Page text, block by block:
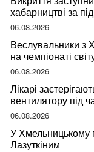
хабарництві за
06.08.2026
Веслувальники з
на чемпіонаті
06.08.2026
Лікарі
вентилятору під
ваше здоров’я
06.08.2026
У Хмельницькому
Лазуткіним